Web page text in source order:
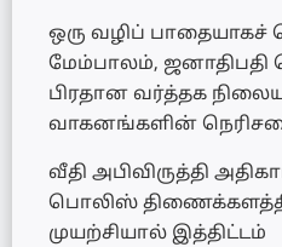
ஒரு வழிப் பாதையாகச்
மேம்பாலம், ஜனாதிபதி
பிரதான வர்த்தக
வாகனங்களின்
வீதி அபிவிருத்தி
பொலிஸ்
முயற்சியால் இத்திட்டம்